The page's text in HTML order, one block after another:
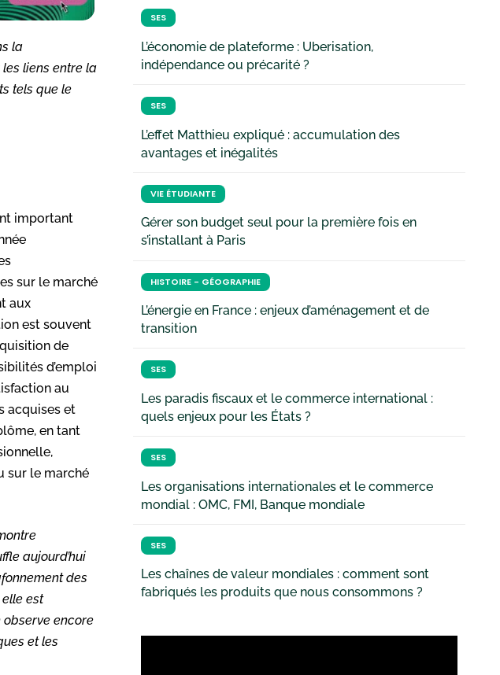
la
liens entre la
tels que le
important
sur le marché
aux
est souvent
de
d’emploi
au
acquises et
en tant
sur le marché
aujourd’hui
des
est
observe encore
et les
SES
L’économie de plateforme : Uberisation,
indépendance ou précarité ?
SES
L’effet Matthieu expliqué : accumulation des
avantages et inégalités
VIE ÉTUDIANTE
Gérer son budget seul pour la première fois en
s’installant à Paris
HISTOIRE - GÉOGRAPHIE
L’énergie en France : enjeux d’aménagement et de
transition
SES
Les paradis fiscaux et le commerce international :
quels enjeux pour les États ?
SES
Les organisations internationales et le commerce
mondial : OMC, FMI, Banque mondiale
SES
Les chaînes de valeur mondiales : comment sont
fabriqués les produits que nous consommons ?